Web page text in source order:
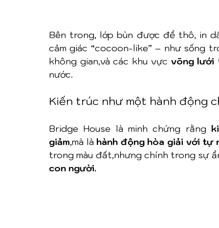
Bên trong, lớp bùn được để thô, in
cảm giác “cocoon-like” – như sống
không gian,và các khu vực võng lưới
nước.
Kiến trúc như một hành động
Bridge House là minh chứng rằng
giảm,mà là hành động hòa giải với tự
trong màu đất,nhưng chính trong sự
con người.